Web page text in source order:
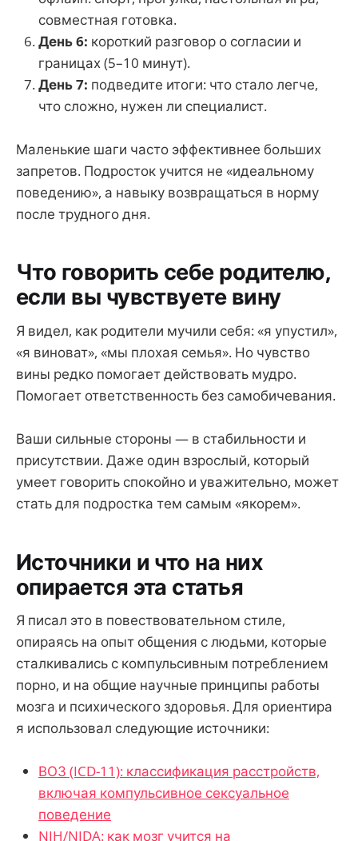
совместная готовка.
День 6: короткий разговор о согласии и
границах (5–10 минут).
День 7: подведите итоги: что стало легче,
что сложно, нужен ли специалист.
Маленькие шаги часто эффективнее больших
запретов. Подросток учится не «идеальному
поведению», а навыку возвращаться в норму
после трудного дня.
Что говорить себе родителю,
если вы чувствуете вину
Я видел, как родители мучили себя: «я упустил»,
«я виноват», «мы плохая семья». Но чувство
вины редко помогает действовать мудро.
Помогает ответственность без самобичевания.
Ваши сильные стороны — в стабильности и
присутствии. Даже один взрослый, который
умеет говорить спокойно и уважительно, может
стать для подростка тем самым «якорем».
Источники и что на них
опирается эта статья
Я писал это в повествовательном стиле,
опираясь на опыт общения с людьми, которые
сталкивались с компульсивным потреблением
порно, и на общие научные принципы работы
мозга и психического здоровья. Для ориентира
я использовал следующие источники:
ВОЗ (ICD-11): классификация расстройств,
включая компульсивное сексуальное
поведение
NIH/NIDA: как мозг учится на